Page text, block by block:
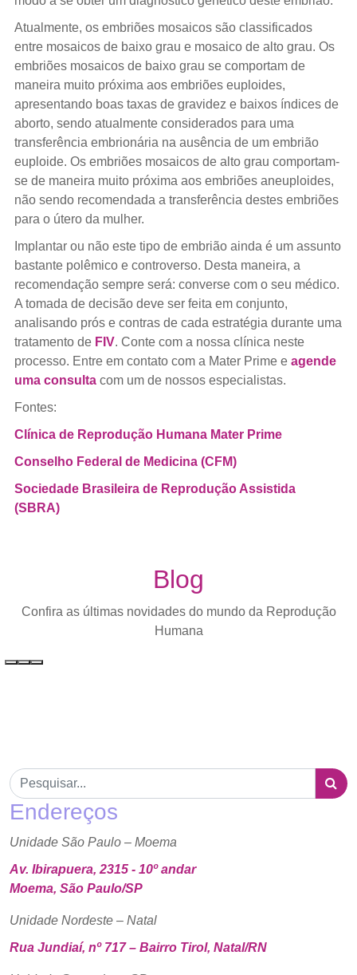
Atualmente, os embriões mosaicos são classificados
entre mosaicos de baixo grau e mosaico de alto grau. Os
embriões mosaicos de baixo grau se comportam de
maneira muito próxima aos embriões euploides,
apresentando boas taxas de gravidez e baixos índices de
aborto, sendo atualmente considerados para uma
transferência embrionária na ausência de um embrião
euploide. Os embriões mosaicos de alto grau comportam-
se de maneira muito próxima aos embriões aneuploides,
não sendo recomendada a transferência destes embriões
para o útero da mulher.
Implantar ou não este tipo de embrião ainda é um assunto
bastante polêmico e controverso. Desta maneira, a
recomendação sempre será: converse com o seu médico.
A tomada de decisão deve ser feita em conjunto,
analisando prós e contras de cada estratégia durante uma
tratamento de FIV. Conte com a nossa clínica neste
processo. Entre em contato com a Mater Prime e agende
uma consultacom um de nossos especialistas.
Fontes:
Clínica de Reprodução Humana Mater Prime
Conselho Federal de Medicina (CFM)
Sociedade Brasileira de Reprodução Assistida
(SBRA)
Blog
Confira as últimas novidades do mundo da Reprodução
Humana
Endereços
Unidade São Paulo – Moema
Av. Ibirapuera, 2315 - 10º andar
Moema, São Paulo/SP
Unidade Nordeste – Natal
Rua Jundiaí, nº 717 – Bairro Tirol, Natal/RN